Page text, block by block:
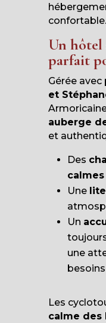
confortable.
Un hôtel
parfait
Gérée
et
auberge
et
Des
Une
Un
une
besoins
Les
calme des